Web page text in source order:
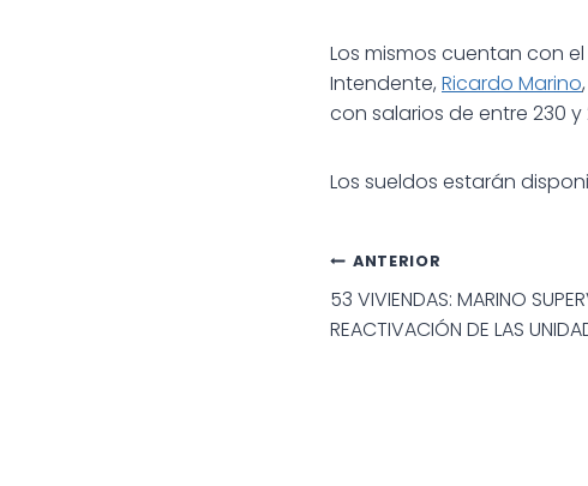
Los mismos cuentan con
Intendente, Ricardo Marino
con salarios de entre 230 y
Los sueldos estarán
Navegación
de
ANTERIOR
53 VIVIENDAS: MARINO
REACTIVACIÓN DE LAS